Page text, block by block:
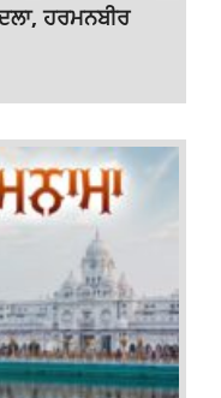
ਹਰਮਨਬੀਰ